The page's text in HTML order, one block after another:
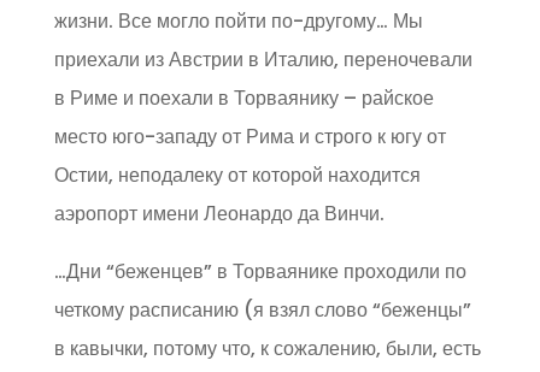
жизни. Все могло пойти по-другому… Мы
приехали из Австрии в Италию, переночевали
в Риме и поехали в Торваянику – райское
место юго-западу от Рима и строго к югу от
Остии, неподалеку от которой находится
аэропорт имени Леонардо да Винчи.
…Дни “беженцев” в Торваянике проходили по
четкому расписанию (я взял слово “беженцы”
в кавычки, потому что, к сожалению, были, есть